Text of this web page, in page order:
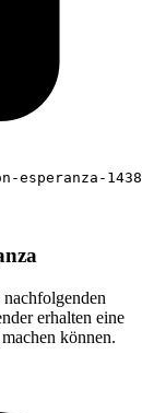
nachfolgenden
erhalten eine
können.